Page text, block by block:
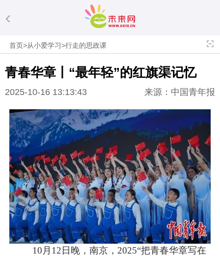
首页>从小爱学习>行走的思政课
青春华章丨“最年轻”的红旗渠记忆
2025-10-16 13:13:43 来源：中国青年报
10月12日晚，南京，2025“把青春华章写在